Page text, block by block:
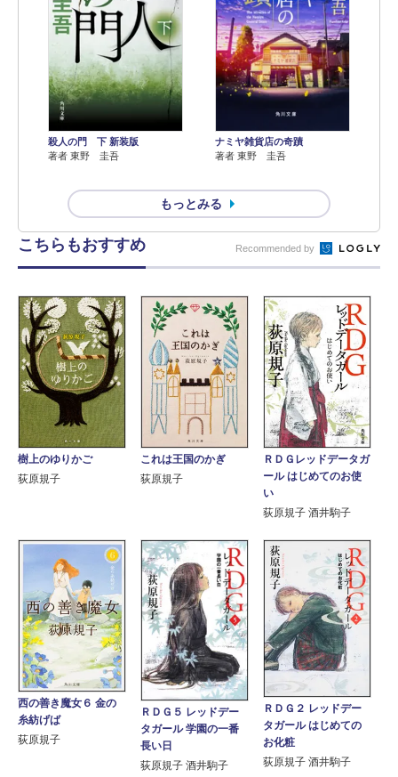
殺人の門 下 新装版
著者 東野 圭吾
ナミヤ雑貨店の奇蹟
著者 東野 圭吾
もっとみる
こちらもおすすめ Recommended by
樹上のゆりかご
荻原規子
これは王国のかぎ
荻原規子
ＲＤＧレッドデータガ
ール はじめてのお使
い
荻原規子 酒井駒子
西の善き魔女６ 金の
糸紡げば
荻原規子
ＲＤＧ５ レッドデー
タガール 学園の一番
長い日
荻原規子 酒井駒子
ＲＤＧ２ レッドデー
タガール はじめての
お化粧
荻原規子 酒井駒子